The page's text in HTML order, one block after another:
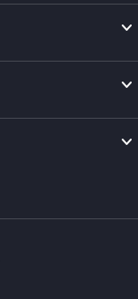
expand_more
expand_more
expand_more